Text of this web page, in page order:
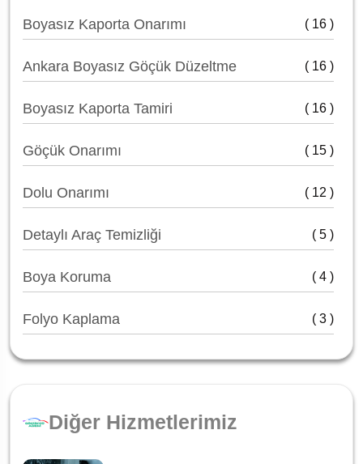
Boyasız Kaporta Onarımı ( 16 )
Ankara Boyasız Göçük Düzeltme ( 16 )
Boyasız Kaporta Tamiri ( 16 )
Göçük Onarımı ( 15 )
Dolu Onarımı ( 12 )
Detaylı Araç Temizliği ( 5 )
Boya Koruma ( 4 )
Folyo Kaplama ( 3 )
Diğer Hizmetlerimiz